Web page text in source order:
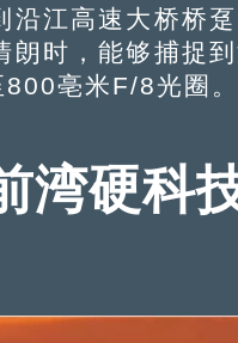
江高速大桥桥趸
朗时，能够捕捉
亳米F/8光圈。
湾硬科